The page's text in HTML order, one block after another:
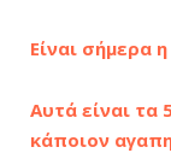
Είναι σήμερα
Αυτά είναι τα
κάποιον